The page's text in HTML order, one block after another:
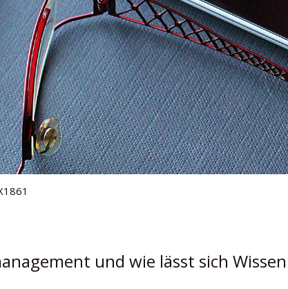
und wie lässt sich